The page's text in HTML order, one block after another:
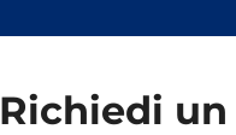
Richiedi